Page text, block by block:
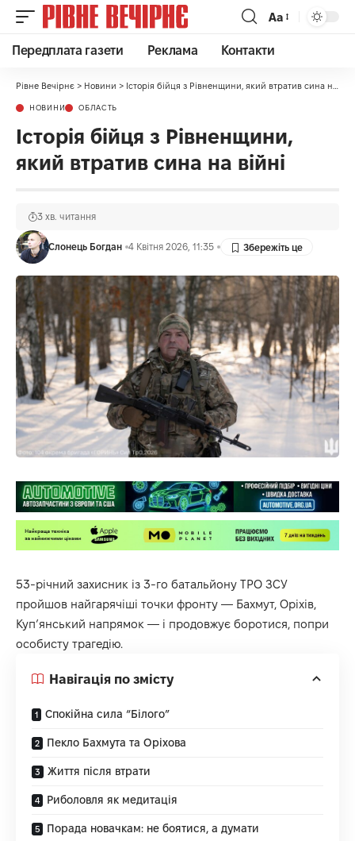
Аа
Передплата газети Реклама Контакти
Рівне Вечірнє > Новини > Історія бійця з Рівненщини, який втратив сина на війні
НОВИНИ ОБЛАСТЬ
Історія бійця з Рівненщини,
який втратив сина на війні
Слонець Богдан 4 Квітня 2026, 11:35
3 хв. читання
53-річний захисник із 3-го батальйону ТРО ЗСУ
пройшов найгарячіші точки фронту — Бахмут, Оріхів,
Куп’янський напрямок — і продовжує боротися, попри
особисту трагедію.
Навігація по змісту
Спокійна сила “Білого”
Пекло Бахмута та Оріхова
Життя після втрати
Риболовля як медитація
Порада новачкам: не боятися, а думати